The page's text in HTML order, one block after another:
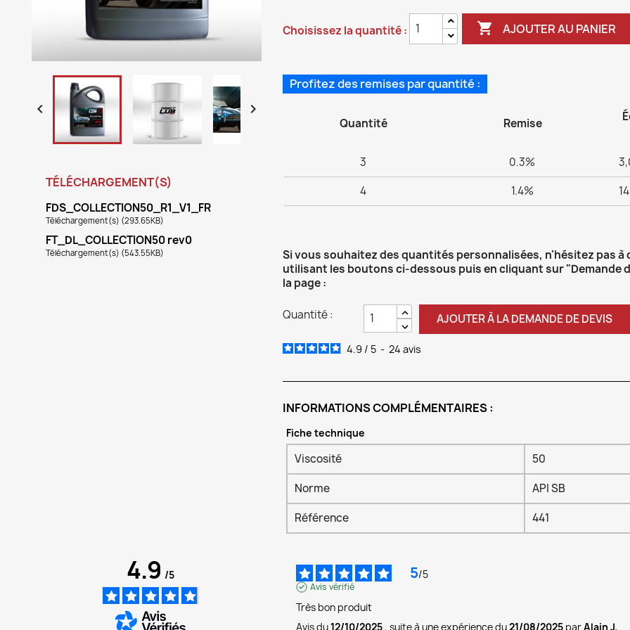
 
TÉLÉCHARGEMENT(S)
FDS_COLLECTION50_R1_V1_FR
Téléchargement(s) (293.65KB)
FT_DL_COLLECTION50 rev0
Téléchargement(s) (543.55KB)
Choisissez la quantité :  AJOUTER AU PANIER
Profitez des remises par quantité :
Quantité Remise
3 0.3%
4
1.4%
Si vous souhaitez des quantités personnalisées, n'hésitez pas à
utilisant les boutons ci-dessous puis en cliquant sur "Demande
la page :
Quantité : AJOUTER À LA DEMANDE DE DEVIS
4.9 / 5 - 24 avis
INFORMATIONS COMPLÉMENTAIRES :
Fiche technique
Viscosité
50
Norme
API SB
Référence
441
4.9/5 5/5
Avis vérifié
Très bon produit
Avis du12/10/2025 , suite à une expérience du21/08/2025 parAlain J.